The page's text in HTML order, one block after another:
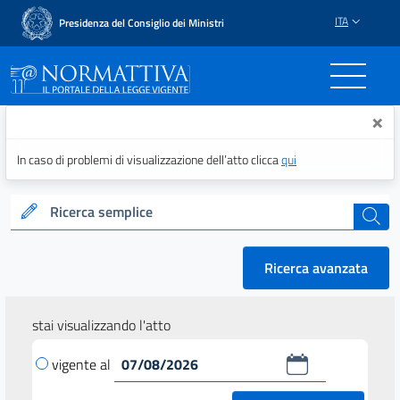
Presidenza del Consiglio dei Ministri ITA
Normattiva - Il portale ×
In caso di problemi di visualizzazione dell’atto cliccaqui
Ricerca semplice cerca
Ricerca avanzata
stai visualizzando l'atto
vigente al